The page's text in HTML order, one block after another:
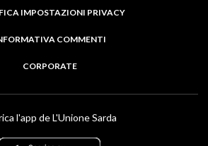
IMPOSTAZIONI PRIVACY
COMMENTI
CORPORATE
l'app de L'Unione Sarda